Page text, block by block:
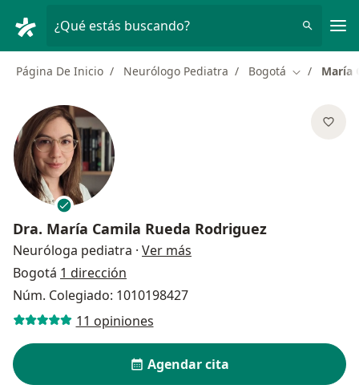
¿Qué estás buscando?
Página De Inicio Neurólogo Pediatra Bogotá Cambiar de
María
Dra. María Camila Rueda Rodriguez
Neuróloga pediatra · Ver más
Bogotá 1 dirección
Núm. Colegiado: 1010198427
11 opiniones
Agendar cita